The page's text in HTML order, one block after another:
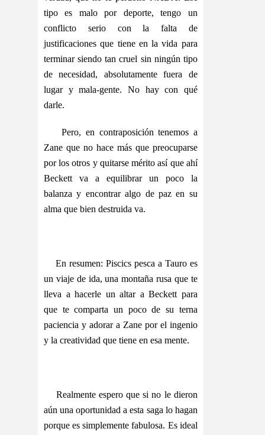
tipo es malo por deporte, tengo un
conflicto serio con la falta de
justificaciones que tiene en la vida para
terminar siendo tan cruel sin ningún tipo
de necesidad, absolutamente fuera de
lugar y mala-gente. No hay con qué
darle.
Pero, en contraposición tenemos a
Zane que no hace más que preocuparse
por los otros y quitarse mérito así que ahí
Beckett va a equilibrar un poco la
balanza y encontrar algo de paz en su
alma que bien destruida va.
En resumen: Piscics pesca a Tauro es
un viaje de ida, una montaña rusa que te
lleva a hacerle un altar a Beckett para
que te comparta un poco de su terna
paciencia y adorar a Zane por el ingenio
y la creatividad que tiene en esa mente.
Realmente espero que si no le dieron
aún una oportunidad a esta saga lo hagan
porque es simplemente fabulosa. Es ideal